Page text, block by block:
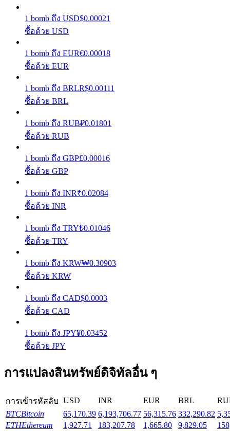
รับรางวัลการแข่งขันทุกวัน
การปักหลัก
การเซ้งแบบยืดหยุ่นเพื่อรับโทเคนยอดนิยม
การลงทุนพิเศษสำหรับผู้ถือ BTR
1 bomb ถึง USD$0.00021
ซื้อด้วย USD
1 bomb ถึง EUR€0.00018
ซื้อด้วย EUR
1 bomb ถึง BRLR$0.00111
ซื้อด้วย BRL
1 bomb ถึง RUB₽0.01801
ซื้อด้วย RUB
1 bomb ถึง GBP£0.00016
ซื้อด้วย GBP
1 bomb ถึง INR₹0.02084
ซื้อด้วย INR
1 bomb ถึง TRY₺0.01046
ซื้อด้วย TRY
1 bomb ถึง KRW₩0.30903
ซื้อด้วย KRW
1 bomb ถึง CAD$0.0003
ซื้อด้วย CAD
1 bomb ถึง JPY¥0.03452
ซื้อด้วย JPY
การแปลงสินทรัพย์ดิจิทัลอื่น ๆ
การเข้ารหัสลับ USD INR EUR BRL
BTCBitcoin 65,170.39 6,193,706.77 56,315.76 332,290.82
ETHEthereum 1,927.71 183,207.78 1,665.80 9,829.05